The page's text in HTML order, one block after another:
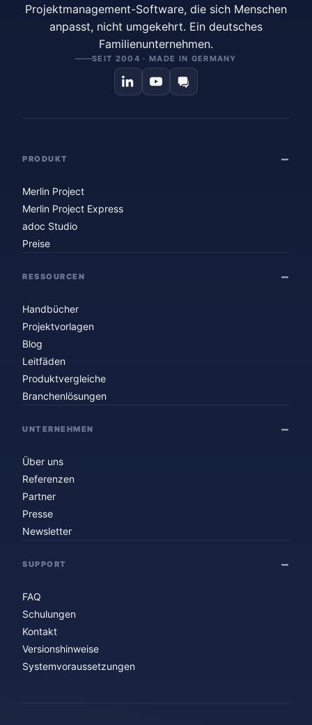
Projektmanagement-Software, die sich Menschen
anpasst, nicht umgekehrt. Ein deutsches
Familienunternehmen.
SEIT 2004 · MADE IN GERMANY
PRODUKT
Merlin Project
Merlin Project Express
adoc Studio
Preise
RESSOURCEN
Handbücher
Projektvorlagen
Blog
Leitfäden
Produktvergleiche
Branchenlösungen
UNTERNEHMEN
Über uns
Referenzen
Partner
Presse
Newsletter
SUPPORT
FAQ
Schulungen
Kontakt
Versionshinweise
Systemvoraussetzungen